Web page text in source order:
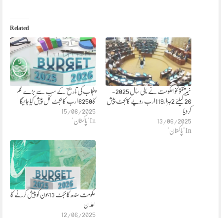
Related
پنجاب کی تاریخ کے سب سے بڑے حجم
کا6250 ارب کا بجٹ کل پیش کیا جائیگا
15/06/2025
In "پاکستان"
خیبرپختونخواحکومت نے مالی سال 2025-
26 کیلئے 2ہزار119ارب روپے کابجٹ پیش
کردیا
13/06/2025
In "پاکستان"
حکومت سندھ کا بجٹ 13جون کو پیش کرنے کا
اعلان
12/06/2025